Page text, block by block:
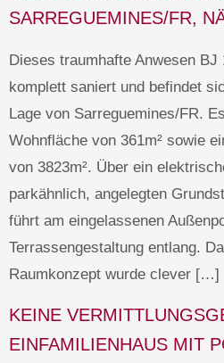
SARREGUEMINES/FR,
Dieses traumhafte Anwesen BJ
komplett saniert und befindet
Lage von Sarreguemines/FR.
Wohnfläche von 361m² sowie
von 3823m². Über ein
parkähnlich, angelegten
führt am eingelassenen
Terrassengestaltung entlang.
Raumkonzept wurde clever […]
KEINE
EINFAMILIENHAUS MIT